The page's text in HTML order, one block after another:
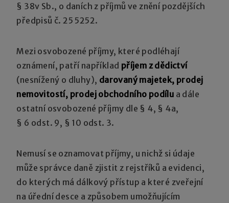
§ 38v Sb., o daních z příjmů ve znění pozdějších
předpisů č. 25 5252.
Mezi osvobozené příjmy, které podléhají
oznámení, patří například příjem z dědictví
(nesnížený o dluhy), darovaný majetek, prodej
nemovitostí, prodej obchodního podílu a dále
ostatní osvobozené příjmy dle § 4, § 4a,
§ 6 odst. 9, § 10 odst. 3.
Nemusí se oznamovat příjmy, u nichž si údaje
může správce daně zjistit z rejstříků a evidenci,
do kterých má dálkový přístup a které zveřejní
na úřední desce a způsobem umožňujícím